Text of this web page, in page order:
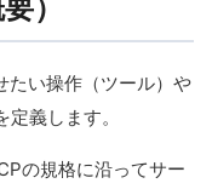
）
たい操作（ツール）や
義します。
の規格に沿ってサー